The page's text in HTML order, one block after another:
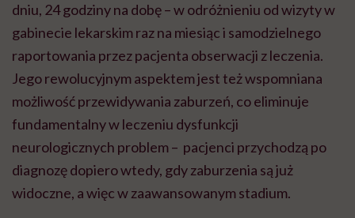
dniu, 24 godziny na dobę – w odróżnieniu od wizyty w
gabinecie lekarskim raz na miesiąc i samodzielnego
raportowania przez pacjenta obserwacji z leczenia.
Jego rewolucyjnym aspektem jest też wspomniana
możliwość przewidywania zaburzeń, co eliminuje
fundamentalny w leczeniu dysfunkcji
neurologicznych problem – pacjenci przychodzą po
diagnozę dopiero wtedy, gdy zaburzenia są już
widoczne, a więc w zaawansowanym stadium.